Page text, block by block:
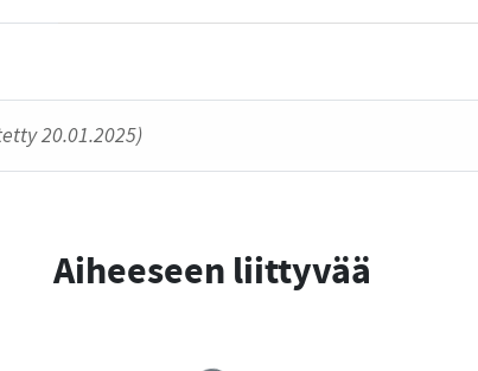
20.01.2025)
Aiheeseen liittyvää